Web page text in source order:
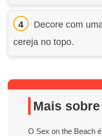
Decore com
cereja no topo.
Mais
O Sex on the Beach